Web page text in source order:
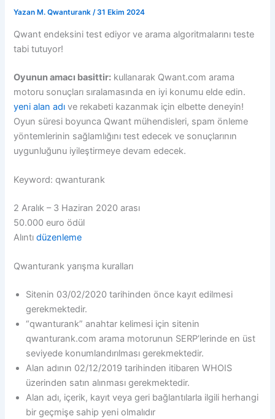
Yazan M. Qwanturank/31 Ekim 2024
Qwant endeksini test ediyor ve arama algoritmalarını teste
tabi tutuyor!
Oyunun amacı basittir: kullanarak Qwant.com arama
motoru sonuçları sıralamasında en iyi konumu elde edin.
yeni alan adı ve rekabeti kazanmak için elbette deneyin!
Oyun süresi boyunca Qwant mühendisleri, spam önleme
yöntemlerinin sağlamlığını test edecek ve sonuçlarının
uygunluğunu iyileştirmeye devam edecek.
Keyword: qwanturank
2 Aralık – 3 Haziran 2020 arası
50.000 euro ödül
Alıntıdüzenleme
Qwanturank yarışma kuralları
Sitenin 03/02/2020 tarihinden önce kayıt edilmesi
gerekmektedir.
“qwanturank” anahtar kelimesi için sitenin
qwanturank.com arama motorunun SERP’lerinde en üst
seviyede konumlandırılması gerekmektedir.
Alan adının 02/12/2019 tarihinden itibaren WHOIS
üzerinden satın alınması gerekmektedir.
Alan adı, içerik, kayıt veya geri bağlantılarla ilgili herhangi
bir geçmişe sahip yeni olmalıdır